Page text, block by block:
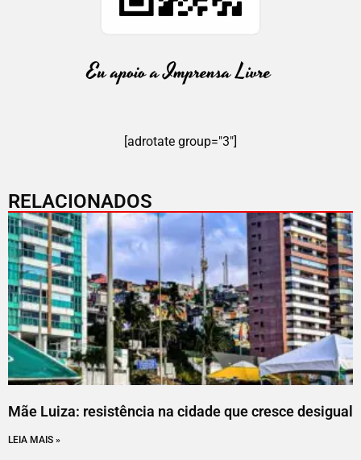
[adrotate group="3"]
RELACIONADOS
Mãe Luiza: resistência na cidade que cresce desigual
LEIA MAIS »